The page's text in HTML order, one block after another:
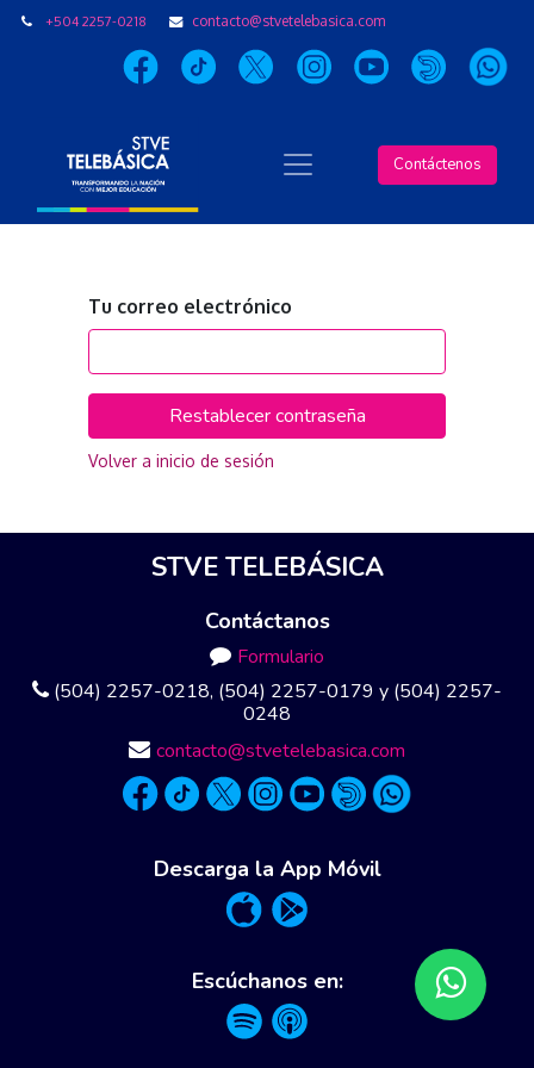
+504 2257-0218 contacto@stvetelebasica.com
Contáctenos
Tu correo electrónico
Restablecer contraseña
Volver a inicio de sesión
STVE TELEBÁSICA
Contáctanos
Formulario
(504) 2257-0218, (504) 2257-0179 y (504) 2257-
0248
contacto@stvetelebasica.com
Descarga la App Móvil
Escúchanos en: